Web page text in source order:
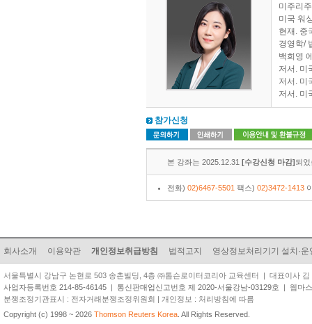
미주리
미국 워
현재. 중
경영학/
백희영
저서. 미
저서. 미
저서. 미
참가신청
본 강좌는 2025.12.31 [수강신청 마감]되
전화) 02)6467-5501 팩스) 02)3472-1413
회사소개 이용약관 개인정보취급방침 법적고지 영상정보처리기기 설치·운
서울특별시 강남구 논현로 503 송촌빌딩, 4층 ㈜톰슨로이터코리아 교육센터 | 대표이사
사업자등록번호 214-85-46145 | 통신판매업신고번호 제 2020-서울강남-03129호 | 웹마
분쟁조정기관표시 : 전자거래분쟁조정위원회 | 개인정보 : 처리방침에 따름
Copyright (c) 1998 ~ 2026 Thomson Reuters Korea . All Rights Reserved.